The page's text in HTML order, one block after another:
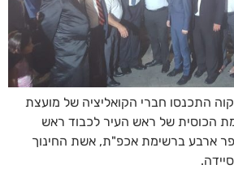
התכנסו חברי הקואליציה של מועצת
הכוסית של ראש העיר לכבוד ראש
ארבע ברשימת אכפ"ת, אשת החינוך